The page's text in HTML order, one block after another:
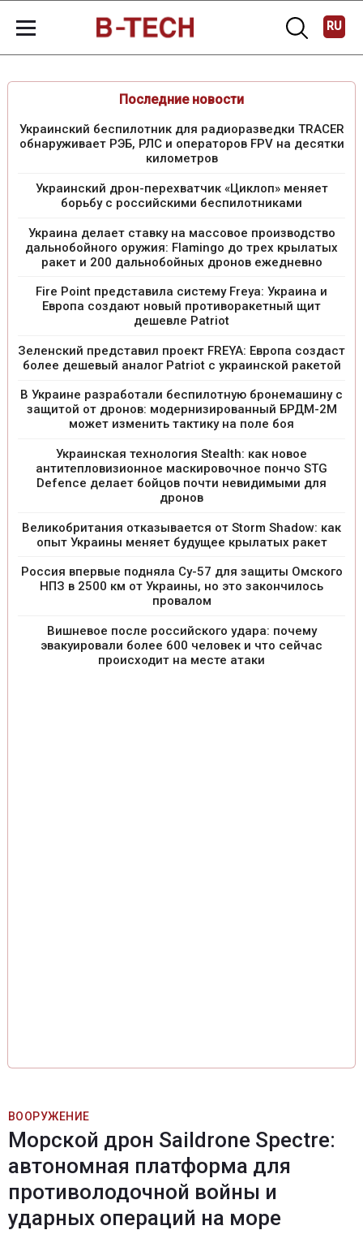
RU
Последние новости
Украинский беспилотник для радиоразведки TRACER
обнаруживает РЭБ, РЛС и операторов FPV на десятки
километров
Украинский дрон-перехватчик «Циклоп» меняет
борьбу с российскими беспилотниками
Украина делает ставку на массовое производство
дальнобойного оружия: Flamingo до трех крылатых
ракет и 200 дальнобойных дронов ежедневно
Fire Point представила систему Freya: Украина и
Европа создают новый противоракетный щит
дешевле Patriot
Зеленский представил проект FREYA: Европа создаст
более дешевый аналог Patriot с украинской ракетой
В Украине разработали беспилотную бронемашину с
защитой от дронов: модернизированный БРДМ-2М
может изменить тактику на поле боя
Украинская технология Stealth: как новое
антитепловизионное маскировочное пончо STG
Defence делает бойцов почти невидимыми для
дронов
Великобритания отказывается от Storm Shadow: как
опыт Украины меняет будущее крылатых ракет
Россия впервые подняла Су-57 для защиты Омского
НПЗ в 2500 км от Украины, но это закончилось
провалом
Вишневое после российского удара: почему
эвакуировали более 600 человек и что сейчас
происходит на месте атаки
ВООРУЖЕНИЕ
Морской дрон Saildrone Spectre:
автономная платформа для
противолодочной войны и
ударных операций на море